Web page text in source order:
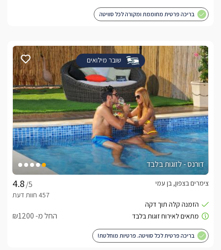
בריכה פרטית מחוממת ומקורה לכל סוויטה
שובר מילואים
דורנס - לזוגות בלבד
/5
צימרים בצפון, בן עמי
החל מ- ₪1200
בריכה פרטית לכל סוויטה. פרטיות מוחלטת!